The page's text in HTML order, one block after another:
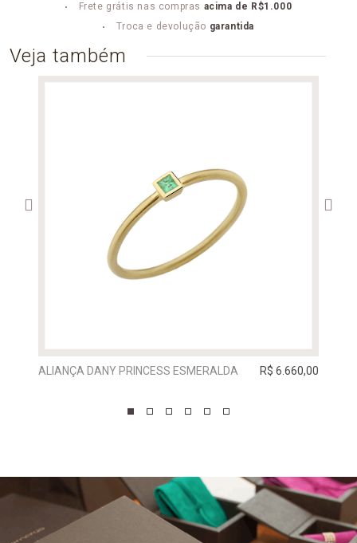
Frete grátis nas compras acima de R$1.000
Troca e devolução garantida
Veja também
ALIANÇA DANY PRINCESS ESMERALDA R$ 6.660,00